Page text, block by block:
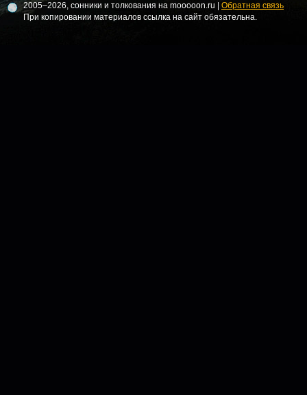
2005–2026, сонники и толкования на mooooon.ru | Обратная связь
При копировании материалов ссылка на сайт обязательна.